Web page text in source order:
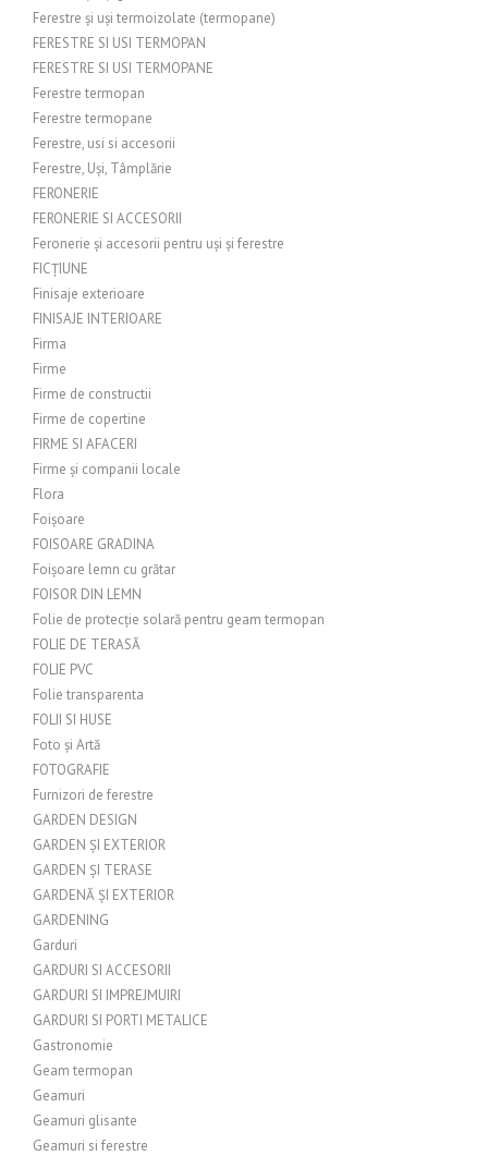
Ferestre și uși termoizolate (termopane)
FERESTRE SI USI TERMOPAN
FERESTRE SI USI TERMOPANE
Ferestre termopan
Ferestre termopane
Ferestre, usi si accesorii
Ferestre, Uși, Tâmplărie
FERONERIE
FERONERIE SI ACCESORII
Feronerie și accesorii pentru uși și ferestre
FICȚIUNE
Finisaje exterioare
FINISAJE INTERIOARE
Firma
Firme
Firme de constructii
Firme de copertine
FIRME SI AFACERI
Firme și companii locale
Flora
Foișoare
FOISOARE GRADINA
Foișoare lemn cu grătar
FOISOR DIN LEMN
Folie de protecție solară pentru geam termopan
FOLIE DE TERASĂ
FOLIE PVC
Folie transparenta
FOLII SI HUSE
Foto și Artă
FOTOGRAFIE
Furnizori de ferestre
GARDEN DESIGN
GARDEN ȘI EXTERIOR
GARDEN ȘI TERASE
GARDENĂ ȘI EXTERIOR
GARDENING
Garduri
GARDURI SI ACCESORII
GARDURI SI IMPREJMUIRI
GARDURI SI PORTI METALICE
Gastronomie
Geam termopan
Geamuri
Geamuri glisante
Geamuri si ferestre